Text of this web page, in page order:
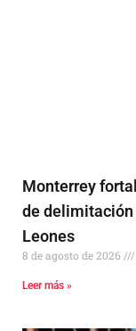
Monterrey
de delimitación
Leones
8 de agosto de 2026
Leer más »